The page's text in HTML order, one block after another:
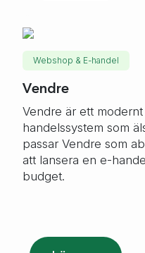
Webshop & E-handel
Vendre
Vendre är ett
handelssystem som
passar Vendre som
att lansera en e-
budget.